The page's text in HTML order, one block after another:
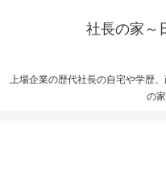
社長の家～
上場企業の歴代社長の自宅や学歴
の